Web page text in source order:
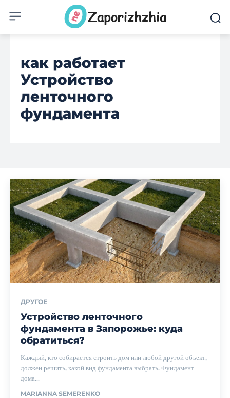
как работает
Устройство
ленточного
фундамента
ДРУГОЕ
Устройство ленточного
фундамента в Запорожье: куда
обратиться?
Каждый, кто собирается строить дом или любой другой объект,
должен решить, какой вид фундамента выбрать. Фундамент
дома...
MARIANNA SEMERENKO